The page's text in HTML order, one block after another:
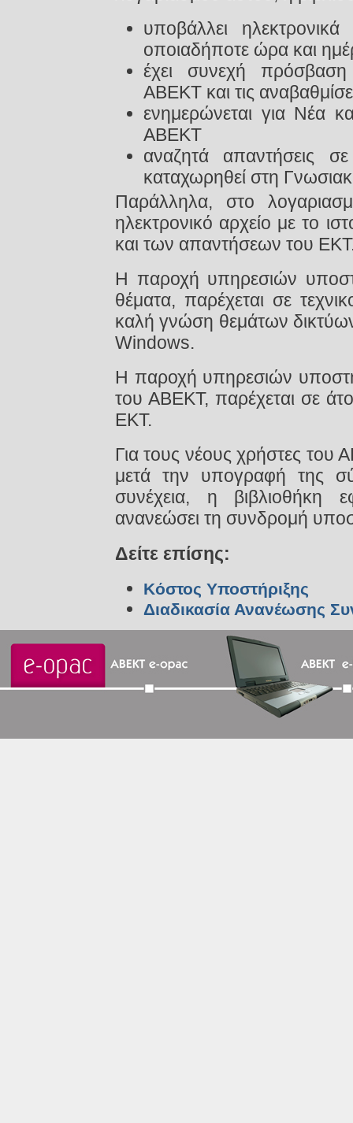
υποβάλλει
οποιαδήποτε ώρα και
έχει συνεχή
ΑΒΕΚΤ και τις
ενημερώνεται για Νέα
ΑΒΕΚΤ
αναζητά απαντήσεις
καταχωρηθεί στη
Παράλληλα, στο
ηλεκτρονικό αρχείο με το
και των απαντήσεων του
Η παροχή υπηρεσιών
θέματα, παρέχεται σε
καλή γνώση θεμάτων
Windows.
Η παροχή υπηρεσιών
του ΑΒΕΚΤ, παρέχεται σε
ΕΚΤ.
Για τους νέους χρήστες του
μετά την υπογραφή της
συνέχεια, η βιβλιοθήκη
ανανεώσει τη συνδρομή
Δείτε επίσης:
Κόστος Υποστήριξης
Διαδικασία Ανανέωσης